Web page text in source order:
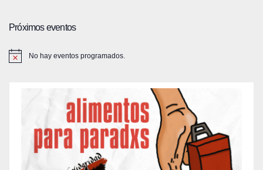
Próximos eventos
No hay eventos programados.